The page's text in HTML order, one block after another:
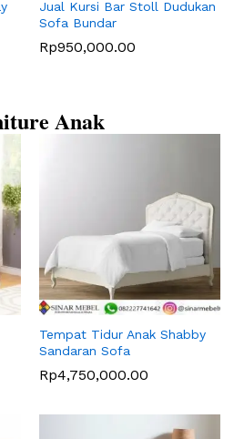
Jual Kursi Bar Stoll Dudukan
Sofa Bundar
Rp950,000.00
Anak
Tempat Tidur Anak Shabby
Sandaran Sofa
Rp4,750,000.00